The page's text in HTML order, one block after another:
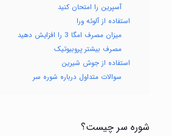
آسپرین را امتحان کنید
استفاده از آلوئه ورا
میزان مصرف امگا 3 را افزایش دهید
مصرف بیشتر پروبیوتیک
استفاده از جوش شیرین
سوالات متداول درباره شوره سر
شوره سر چیست؟